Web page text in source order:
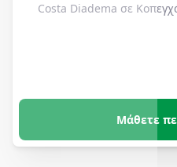
Costa Diadema σε
Μάθετε